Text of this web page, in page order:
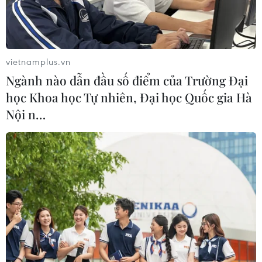
Tác phẩm nghệ thuật từ thân gỗ xù xì của anh Bùi Văn Tự. (Ảnh:
Thùy Dung/ TTXVN)
Hiện những tác phẩm này đang được anh Bùi
Văn Tự giới thiệu đến khán giả tại Ninh Bình,
cùng gần 100 tác phẩm Điêu khắc ánh sáng kể
câu chuyện về các giai đoạn phát triển của con
người.
vietnamplus.vn
Ngành nào dẫn đầu số điểm của Trường Đại
học Khoa học Tự nhiên, Đại học Quốc gia Hà
Nội n…